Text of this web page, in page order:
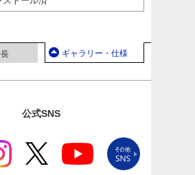
ギャラリー・仕様
公式SNS